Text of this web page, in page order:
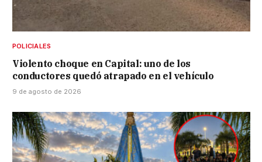
POLICIALES
Violento choque en Capital: uno de los
conductores quedó atrapado en el vehículo
9 de agosto de 2026